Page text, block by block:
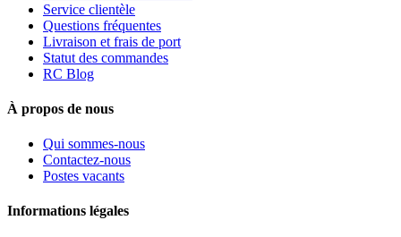
Service clientèle
Questions fréquentes
Livraison et frais de port
Statut des commandes
RC Blog
À propos de nous
Qui sommes-nous
Contactez-nous
Postes vacants
Informations légales